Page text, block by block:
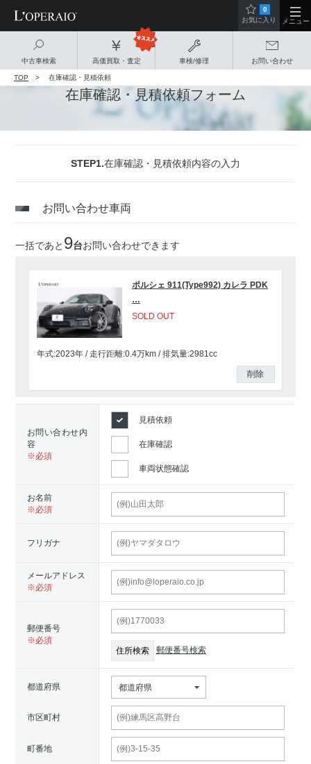
中古車検索 高価買取・査定 車検/修理 お問い合わせ
0
お気に入り
メニュー
TOP 在庫確認・見積依頼
在庫確認・見積依頼フォーム
STEP1.在庫確認・見積依頼内容の入力
お問い合わせ車両
一括であと 9台お問い合わせできます
ポルシェ 911(Type992) カレラ PDK
…
SOLD OUT
年式:2023年 走行距離:0.4万km 排気量:2981cc
削除
お問い合わせ内
容
見積依頼
在庫確認
車両状態確認
お名前
フリガナ
メールアドレス
郵便番号
郵便番号検索
都道府県 都道府県
市区町村
町番地